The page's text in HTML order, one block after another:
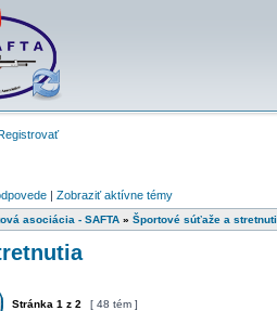
| Zobraziť aktívne témy
asociácia - SAFTA » Športové súťaže a
Stránka 1 z 2 [ 48 tém ]